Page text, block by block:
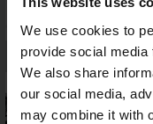
We use cookies to
provide social media
We also share
our social media,
may combine it with